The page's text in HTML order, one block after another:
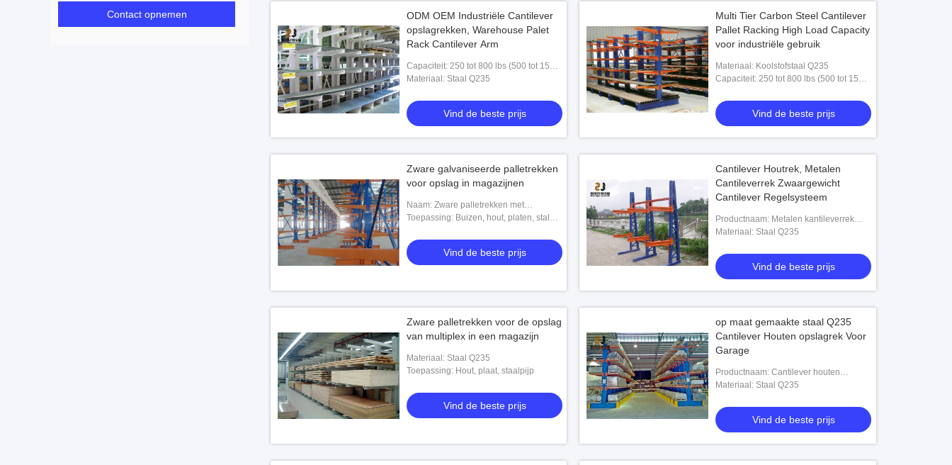
Contact opnemen
ODM OEM Industriële Cantilever
opslagrekken, Warehouse Palet
Rack Cantilever Arm
Capaciteit: 250 tot 800 lbs (500 tot 1500
kg)
Materiaal: Staal Q235
Vind de beste prijs
Multi Tier Carbon Steel Cantilever
Pallet Racking High Load Capacity
voor industriële gebruik
Materiaal: Koolstofstaal Q235
Capaciteit: 250 tot 800 lbs (500 tot 1500
Vind de beste prijs
Zware galvaniseerde palletrekken
voor opslag in magazijnen
Naam: Zware palletrekken met
kantilever
Toepassing: Buizen, hout, platen, stalen
Vind de beste prijs
Cantilever Houtrek, Metalen
Cantileverrek Zwaargewicht
Cantilever Regelsysteem
Productnaam: Metalen kantileverrek
zwaar werk
Materiaal: Staal Q235
Vind de beste prijs
Zware palletrekken voor de opslag
van multiplex in een magazijn
Materiaal: Staal Q235
Toepassing: Hout, plaat, staalpijp
Vind de beste prijs
op maat gemaakte staal Q235
Cantilever Houten opslagrek Voor
Garage
Productnaam: Cantilever houten
opslagrek
Materiaal: Staal Q235
Vind de beste prijs